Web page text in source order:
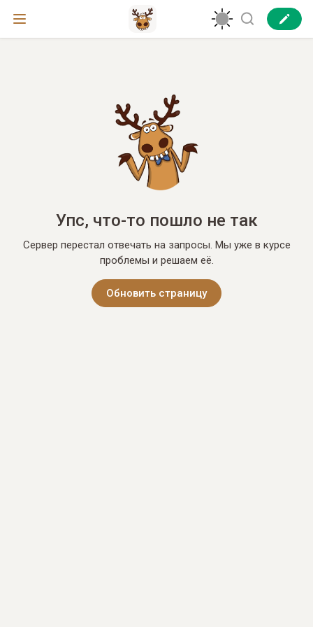
Упс, что-то пошло не так
Сервер перестал отвечать на запросы. Мы уже в курсе
проблемы и решаем её.
Обновить страницу